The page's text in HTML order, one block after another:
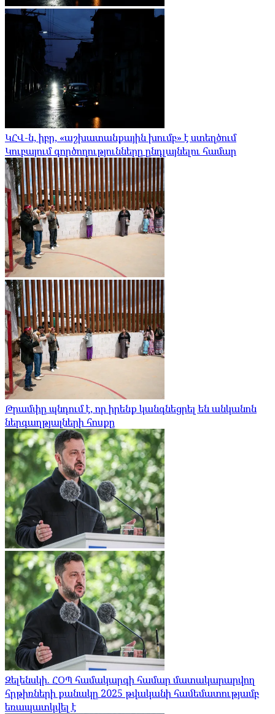
ԿՀՎ-ն, իբր, «աշխատանքային խումբ» է ստեղծում
Կուբայում գործողությունները ընդլայնելու համար
Թրամփը պնդում է, որ իրենք կանգնեցրել են անկանոն
ներգաղթյալների հոսքը
Զելենսկի. ՀՕՊ համակարգի համար մատակարարվող
հրթիռների քանակը 2025 թվականի համեմատությամբ
եռապատկվել է